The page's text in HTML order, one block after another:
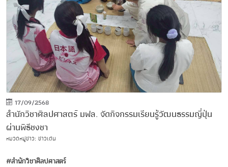
17/09/2568
สำนักวิชาศิลปศาสตร์ มฟล. จัดกิจกรรมเรียนรู้วัฒนธรรมญี่ปุ่น
ผ่านพิธีชงชา
หมวดหมู่ข่าว: ข่าวเด่น
#สำนักวิชาศิลปศาสตร์